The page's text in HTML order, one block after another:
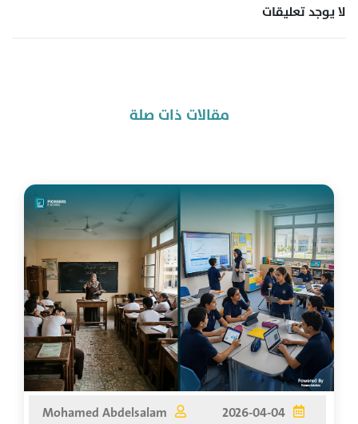
لا يوجد تعليقات
مقالات ذات صلة
2026-04-04
Mohamed Abdelsalam